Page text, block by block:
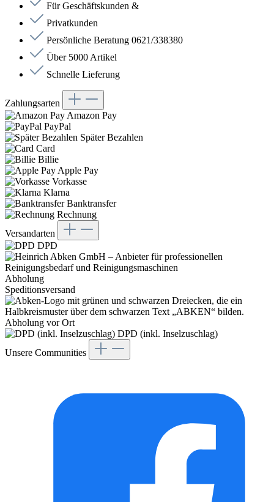
Für Geschäftskunden &
Privatkunden
Persönliche Beratung 0621/338380
Über 5000 Artikel
Schnelle Lieferung
Zahlungsarten
Amazon Pay
PayPal
Später Bezahlen
Card
Billie
Apple Pay
Vorkasse
Klarna
Banktransfer
Rechnung
Versandarten
DPD
Abholung
Speditionsversand
Abholung vor Ort
DPD (inkl. Inselzuschlag)
Unsere Communities